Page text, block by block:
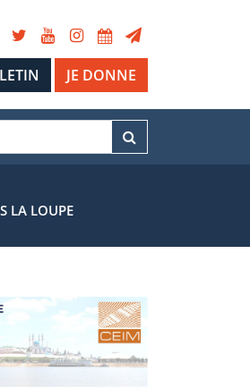
JE DONNE
LA LOUPE